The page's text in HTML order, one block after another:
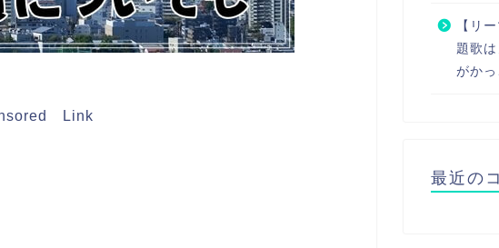
Link
【リ
題歌
がかっ
最近の